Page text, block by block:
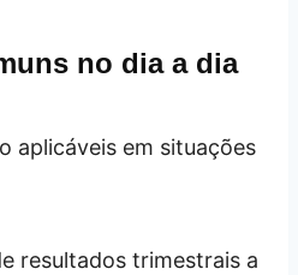
no dia a dia
aplicáveis em situações
resultados trimestrais a